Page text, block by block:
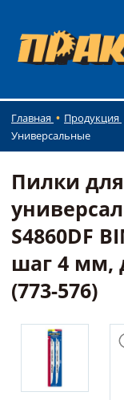
Главная Продукция
Универсальные
Пилки
S4860DF
шаг 4 мм,
(773-576)